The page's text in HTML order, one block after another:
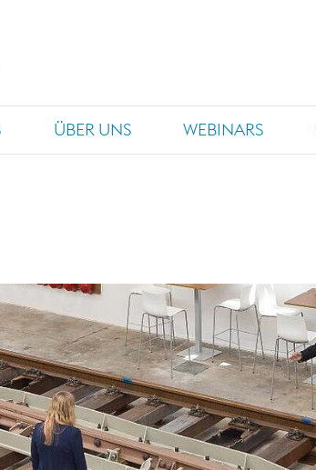
ÜBER UNS WEBINARS